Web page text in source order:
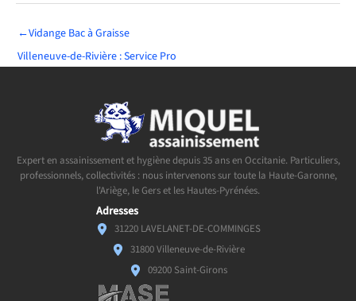
←Vidange Bac à Graisse
Villeneuve-de-Rivière : Service Pro
Expert en assainissement et hygiène depuis 35 ans en Occitanie. Particuliers,
professionnels, collectivités : nous intervenons sur toute la Haute-Garonne,
l'Ariège, le Gers et les Hautes-Pyrénées.
Adresses
31220 LAVELANET-DE-COMMINGES
31800 Villeneuve-de-Rivière
09200 Saint-Girons